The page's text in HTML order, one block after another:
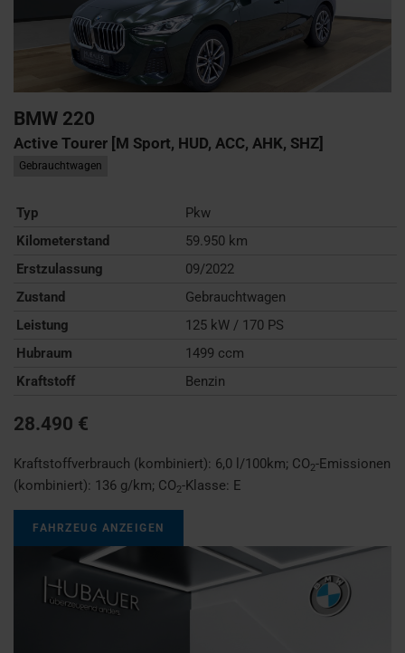
BMW 220
Active Tourer [M Sport, HUD, ACC, AHK, SHZ]
Gebrauchtwagen
Typ
Pkw
Kilometerstand
59.950 km
Erstzulassung
09/2022
Zustand
Gebrauchtwagen
Leistung
125 kW / 170 PS
Hubraum
1499 ccm
Kraftstoff
Benzin
28.490 €
Kraftstoffverbrauch (kombiniert): 6,0 l/100km; CO2-Emissionen
(kombiniert): 136 g/km; CO2-Klasse: E
FAHRZEUG ANZEIGEN